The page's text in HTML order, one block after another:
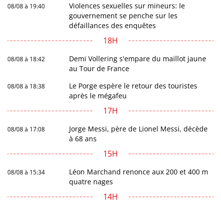
08/08 à 19:40
Violences sexuelles sur mineurs: le
gouvernement se penche sur les
défaillances des enquêtes
18H
08/08 à 18:42
Demi Vollering s'empare du maillot jaune
au Tour de France
08/08 à 18:38
Le Porge espère le retour des touristes
après le mégafeu
17H
08/08 à 17:08
Jorge Messi, père de Lionel Messi, décède
à 68 ans
15H
08/08 à 15:34
Léon Marchand renonce aux 200 et 400 m
quatre nages
14H